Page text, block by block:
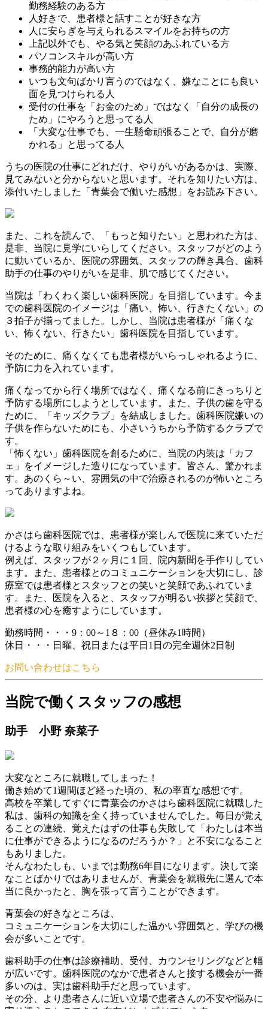
勤務経験のある方
人好きで、患者様と話すことが好きな方
人に安らぎを与えられるスマイルをお持ちの方
上記以外でも、やる気と笑顔のあふれている方
パソコンスキルが高い方
事務的能力が高い方
いつも文句ばかり言うのではなく、嫌なことにも良い
面を見つけられる人
受付の仕事を「お金のため」ではなく「自分の成長の
ため」にやろうと思ってる人
「大変な仕事でも、一生懸命頑張ることで、自分が磨
かれる」と思ってる人
うちの医院の仕事にどれだけ、やりがいがあるかは、実際、
見てみないと分からないと思います。それを知りたい方は、
添付いたしました「青葉会で働いた感想」をお読み下さい。
また、これを読んで、「もっと知りたい」と思われた方は、
是非、当院に見学にいらしてください。スタッフがどのよう
に動いているか、医院の雰囲気、スタッフの輝き具合、歯科
助手の仕事のやりがいを是非、肌で感じてください。
当院は「わくわく楽しい歯科医院」を目指しています。今ま
での歯科医院のイメージは「痛い、怖い、行きたくない」の
３拍子が揃ってました。しかし、当院は患者様が「痛くな
い、怖くない、行きたい」歯科医院を目指しています。
そのために、痛くなくても患者様がいらっしゃれるように、
予防に力を入れています。
痛くなってから行く場所ではなく、痛くなる前にきっちりと
予防する場所にしようとしています。また、子供の歯を守る
ために、「キッズクラブ」を結成しました。歯科医院嫌いの
子供を作らないためにも、小さいうちから予防するクラブで
す。
「怖くない」歯科医院を創るために、当院の内装は「カフ
ェ」をイメージした造りになっています。皆さん、驚かれま
す。あのくら～い、雰囲気の中で治療されるのが怖いところ
ってありますよね。
かさはら歯科医院では、患者様が楽しんで医院に来ていただ
けるような取り組みをいくつもしています。
例えば、スタッフが２ヶ月に１回、院内新聞を手作りしてい
ます。また、患者様とのコミュニケーションを大切にし、診
療室では患者様とスタッフとの笑いと笑顔であふれていま
す。また、医院を入ると、スタッフが明るい挨拶と笑顔で、
患者様の心を癒すようにしています。
勤務時間・・・9：00～1８：00（昼休み1時間）
休日・・・日曜、祝日または平日1日の完全週休2日制
お問い合わせはこちら
当院で働くスタッフの感想
助手 小野 奈菜子
大変なところに就職してしまった！
働き始めて1週間ほど経った頃の、私の率直な感想です。
高校を卒業してすぐに青葉会のかさはら歯科医院に就職した
私は、歯科の知識を全く持っていませんでした。毎日が覚え
ることの連続、覚えたはずの仕事も失敗して「わたしは本当
に仕事ができるようになるのだろうか？」と不安になること
もありました。
そんなわたしも、いまでは勤務6年目になります。決して楽
なことばかりではありませんが、青葉会を就職先に選んで本
当に良かったと、胸を張って言うことができます。
青葉会の好きなところは、
コミュニケーションを大切にした温かい雰囲気と、学びの機
会が多いことです。
歯科助手の仕事は診療補助、受付、カウンセリングなどと幅
が広いです。歯科医院のなかで患者さんと接する機会が一番
多いのは、実は歯科助手だと思っています。
その分、より患者さんに近い立場で患者さんの不安や悩みに